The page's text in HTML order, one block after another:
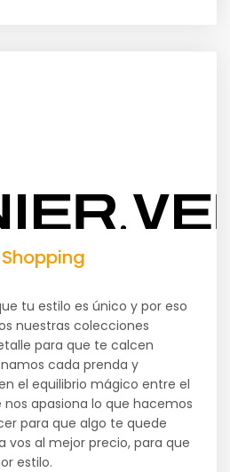
tu estilo es único y por eso
nuestras colecciones
para que te calcen
cada prenda y
el equilibrio mágico entre el
apasiona lo que hacemos
para que algo te quede
vos al mejor precio, para que
estilo.